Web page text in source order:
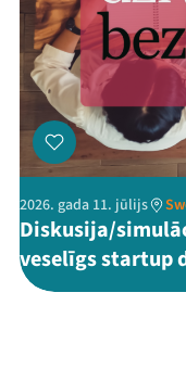
2026. gada 11. jūlijs
Diskusija/
veselīgs startup